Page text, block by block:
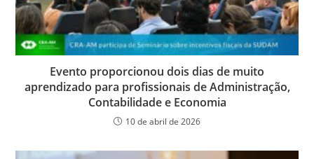
Evento proporcionou dois dias de muito
aprendizado para profissionais de Administração,
Contabilidade e Economia
10 de abril de 2026